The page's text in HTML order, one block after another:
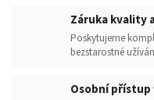
Záruka kvality
Poskytujeme
bezstarostné
Osobní přístup